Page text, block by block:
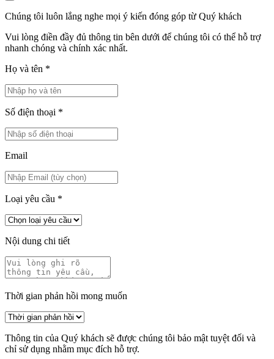
Chúng tôi luôn lắng nghe mọi ý kiến đóng góp từ Quý khách
Vui lòng điền đầy đủ thông tin bên dưới để chúng tôi có thể hỗ trợ
nhanh chóng và chính xác nhất.
Họ và tên *
Số điện thoại *
Email
Loại yêu cầu *
Nội dung chi tiết
Thời gian phản hồi mong muốn
Thông tin của Quý khách sẽ được chúng tôi bảo mật tuyệt đối và
chỉ sử dụng nhằm mục đích hỗ trợ.